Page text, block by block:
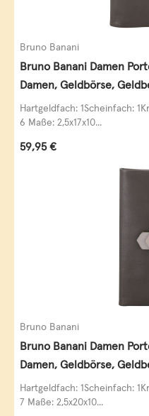
Bruno Banani
Bruno Banani Damen
Damen, Geldbörse,
Leder
Hartgeldfach: 1Scheinfach:
6 Maße: 2,5x17x10...
Regulärer Preis:
59,95 €
Bruno Banani
Bruno Banani Damen
Damen, Geldbörse,
Leder
Hartgeldfach: 1Scheinfach:
7 Maße: 2,5x20x10...